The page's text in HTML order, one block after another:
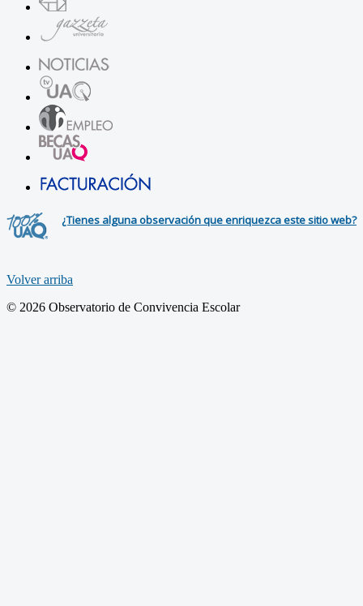
¿Tienes alguna observación que enriquezca este sitio web?
Volver arriba
© 2026 Observatorio de Convivencia Escolar